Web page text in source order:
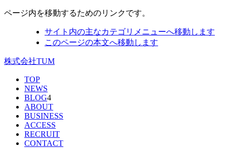
ページ内を移動するためのリンクです。
サイト内の主なカテゴリメニューへ移動します
このページの本文へ移動します
株式会社TUM
TOP
NEWS
BLOG4
ABOUT
BUSINESS
ACCESS
RECRUIT
CONTACT